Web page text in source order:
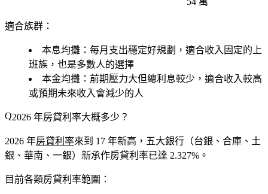
適合族群：
本息均攤 ：每月支出穩定好規劃，適合收入固定的上
班族，也是多數人的選擇
本金均攤 ：前期壓力大但總利息較少，適合收入較高
或預期未來收入會減少的人
2026 年房貸利率大概多少？
2026 年房貸利率來到 17 年新高 ，五大銀行（台銀、合庫、土
銀、華南、一銀）新承作房貸利率已達 2.327% 。
目前各類房貸利率範圍：